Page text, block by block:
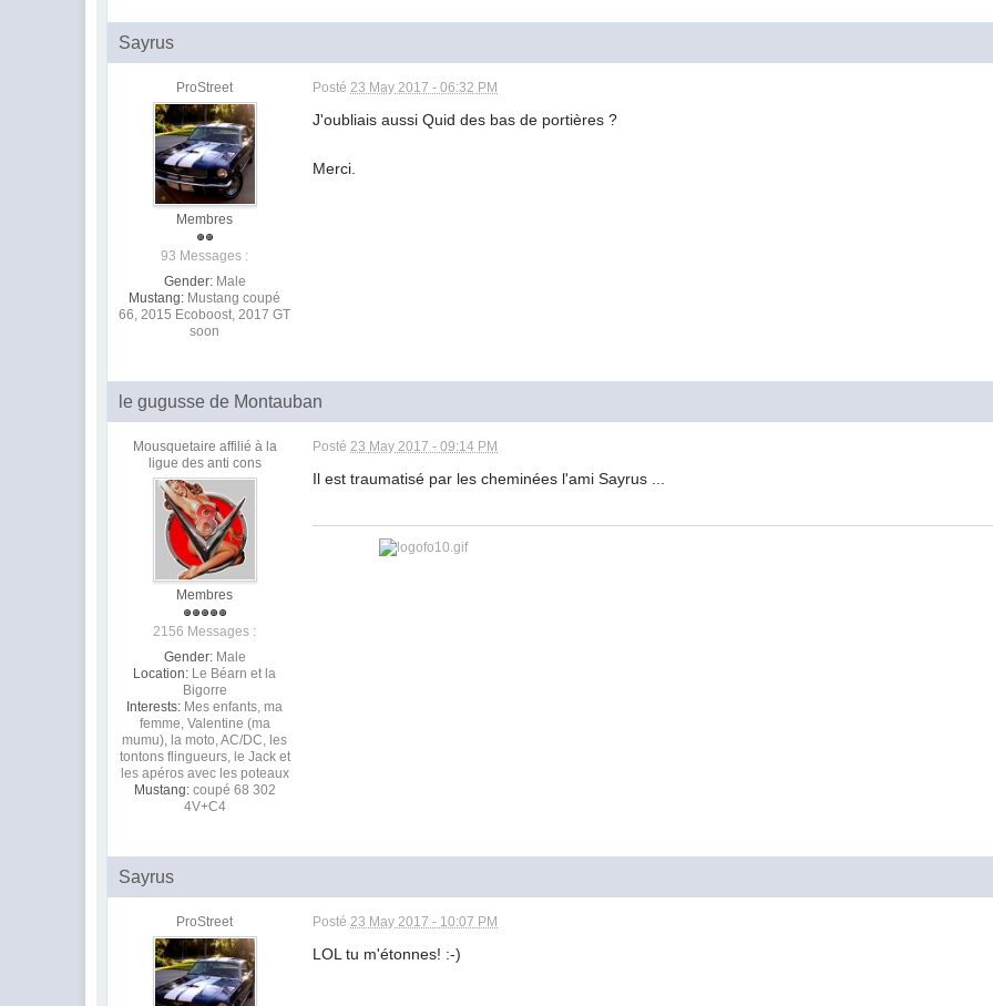
Sayrus
ProStreet
Membres
93 Messages :
Gender: Male
Mustang: Mustang coupé
66, 2015 Ecoboost, 2017 GT
soon
Posté23 May 2017 - 06:32 PM
J'oubliais aussi Quid des bas de portières ?
Merci.
le gugusse de Montauban
Mousquetaire affilié à la
ligue des anti cons
Membres
2156 Messages :
Gender: Male
Location: Le Béarn et la
Bigorre
Interests: Mes enfants, ma
femme, Valentine (ma
mumu), la moto, AC/DC, les
tontons flingueurs, le Jack et
les apéros avec les poteaux
Mustang: coupé 68 302
4V+C4
Posté23 May 2017 - 09:14 PM
Il est traumatisé par les cheminées l'ami Sayrus ...
Sayrus
ProStreet Posté23 May 2017 - 10:07 PM
LOL tu m'étonnes! :-)